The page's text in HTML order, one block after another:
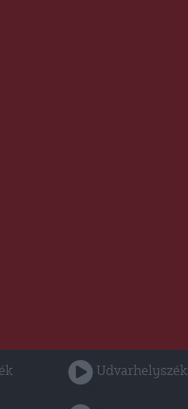
Udvarhelyszék